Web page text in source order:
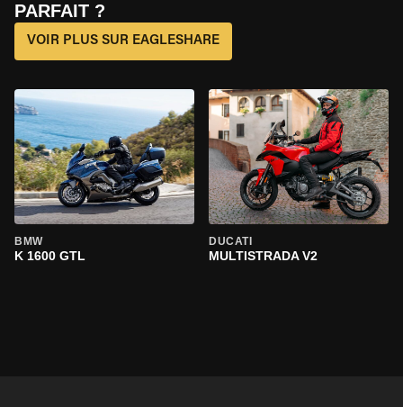
PARFAIT ?
VOIR PLUS SUR EAGLESHARE
BMW
K 1600 GTL
DUCATI
MULTISTRADA V2